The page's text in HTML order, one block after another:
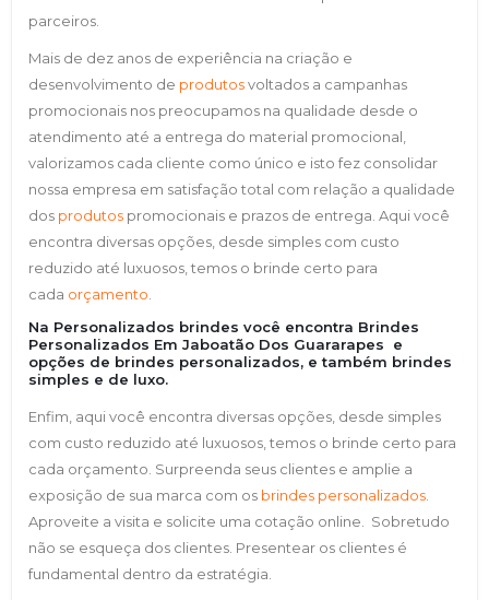
parceiros.
Mais de dez anos de experiência na criação e
desenvolvimento de produtosvoltados a campanhas
promocionais nos preocupamos na qualidade desde o
atendimento até a entrega do material promocional,
valorizamos cada cliente como único e isto fez consolidar
nossa empresa em satisfação total com relação a qualidade
dos produtos promocionais e prazos de entrega. Aqui você
encontra diversas opções, desde simples com custo
reduzido até luxuosos, temos o brinde certo para
cada orçamento
Na Personalizados brindes você encontra Brindes
Personalizados Em Jaboatão Dos Guararapes e
opções de brindes personalizados, e também brindes
simples e de luxo.
Enfim, aqui você encontra diversas opções, desde simples
com custo reduzido até luxuosos, temos o brinde certo para
cada orçamento. Surpreenda seus clientes e amplie a
exposição de sua marca com os brindes personalizados
Aproveite a visita e solicite uma cotação online. Sobretudo
não se esqueça dos clientes. Presentear os clientes é
fundamental dentro da estratégia.